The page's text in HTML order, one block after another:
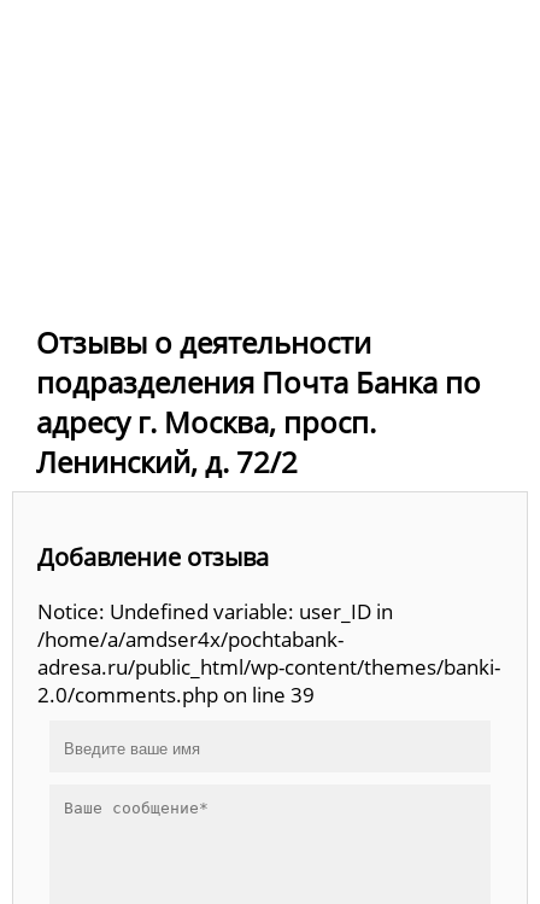
Отзывы о деятельности
подразделения Почта Банка по
адресу г. Москва, просп.
Ленинский, д. 72/2
Добавление отзыва
Notice: Undefined variable: user_ID in
/home/a/amdser4x/pochtabank-
adresa.ru/public_html/wp-content/themes/banki-
2.0/comments.php on line 39